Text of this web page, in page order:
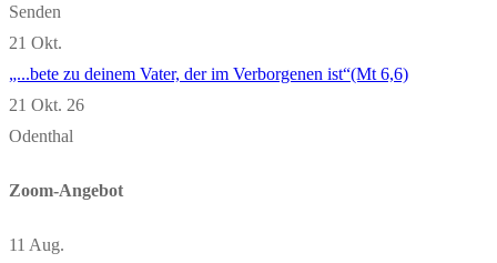
Senden
21 Okt.
„...bete zu deinem Vater, der im Verborgenen ist“(Mt 6,6)
21 Okt. 26
Odenthal
Zoom-Angebot
11 Aug.